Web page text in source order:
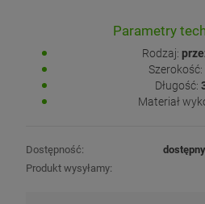
Parametry
Rodzaj:
Szerokość:
Długość:
Materiał
Dostępność:
Produkt wysyłamy: